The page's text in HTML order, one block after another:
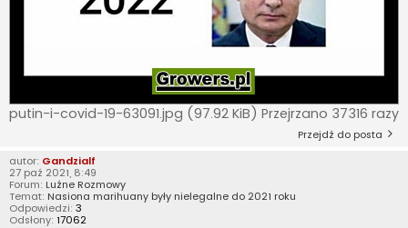
putin-i-covid-19-63091.jpg (97.92 KiB) Przejrzano 37316 razy
Przejdź do posta
autor: Gandzialf
27 paź 2021, 8:49
Forum: Luźne Rozmowy
Temat: Nasiona marihuany były nielegalne do 2021 roku
Odpowiedzi: 3
Odsłony: 17062